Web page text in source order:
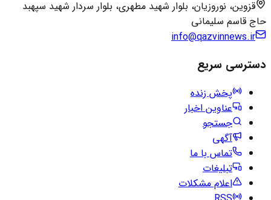
قزوین، نوروزیان، بلوار شهید مطهری، بلوار سردار شهید سپهبد
حاج قاسم سلیمانی
info@qazvinnews.ir
دسترسی سریع
پخش زنده
عناوین اخبار
جستجو
آگهی
تماس با ما
تبلیغات
اعلام مشکلات